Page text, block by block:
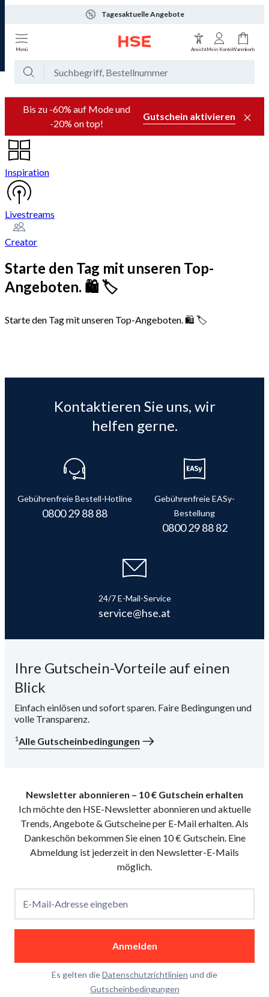
Tagesaktuelle Angebote
Menü AnsichtMein KontoWarenkorb
Bis zu -60% auf Mode und
-20% on top!
Gutschein aktivieren
Inspiration
Livestreams
Creator
Starte den Tag mit unseren Top-
Angeboten. 🛍️ 🏷️
Starte den Tag mit unseren Top-Angeboten. 🛍️ 🏷️
Kontaktieren Sie uns, wir
helfen gerne.
Gebührenfreie Bestell-Hotline
0800 29 88 88
Gebührenfreie EASy-
Bestellung
0800 29 88 82
24/7 E-Mail-Service
service@hse.at
Ihre Gutschein-Vorteile auf einen
Blick
Einfach einlösen und sofort sparen. Faire Bedingungen und
volle Transparenz.
1Alle Gutscheinbedingungen
Newsletter abonnieren – 10 € Gutschein erhalten
Ich möchte den HSE-Newsletter abonnieren und aktuelle
Trends, Angebote & Gutscheine per E-Mail erhalten. Als
Dankeschön bekommen Sie einen 10 € Gutschein. Eine
Abmeldung ist jederzeit in den Newsletter-E-Mails
möglich.
E-Mail-Adresse eingeben
Anmelden
Es gelten dieDatenschutzrichtlinien und die
Gutscheinbedingungen